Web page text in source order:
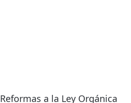
Reformas a la Ley Orgánica